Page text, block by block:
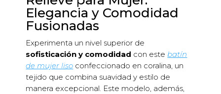
Elegancia y Comodidad
Fusionadas
Experimenta un nivel superior de
sofisticación y comodidad con este batín
de mujer liso confeccionado en coralina, un
tejido que combina suavidad y estilo de
manera excepcional. Este modelo, además,